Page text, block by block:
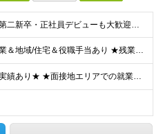
◆未経験・第二新卒・正社員デビューも大歓迎／経験・知識ゼロでOK！ ◆学歴不問 ★人物重視 ★入社前の経験・スキルはゼロでOK CADの基本的な知識・操作経験がある方は歓迎します。 地方在住の方も
★通勤＆就業＆地域/住宅＆役職手当あり ★残業代は全額支給 ★選べる給与制度あり！ ■東京・神奈川・千葉・埼玉勤務の場合 月給24.5万円～55万円＋諸手当 （残業代は全額支給） (20,000円の
★リモート実績あり★ ★面接地エリアでの就業率92％以上！ 『地元で働きたい』という希望に、業界トップクラス約7,000件の取引事業所数、90,000件以上のプロジェクトから検討をいたします。 全